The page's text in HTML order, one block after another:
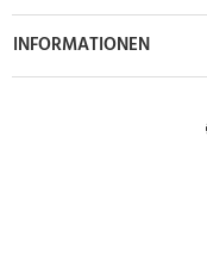
INFORMATIONEN